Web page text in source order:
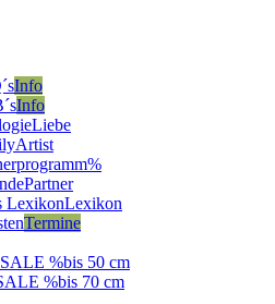
Info
Info
Liebe
Artist
%
Partner
LexikonLexikon
Termine
%bis 50 cm
%bis 70 cm